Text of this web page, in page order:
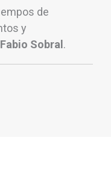
de
y
Sobral .